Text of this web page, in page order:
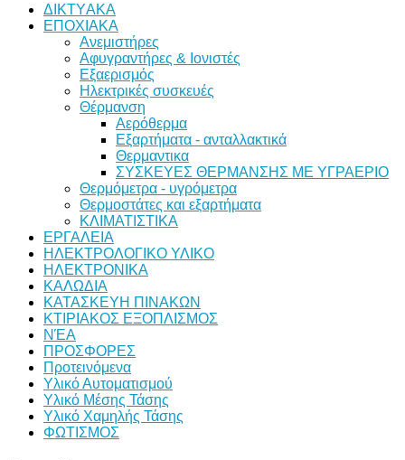
ΔΙKTΥAKA
ΕΠΟΧΙΑΚΑ
Ανεμιστήρες
Αφυγραντήρες & Ιονιστές
Εξαερισμός
Ηλεκτρικές συσκευές
Θέρμανση
Αερόθερμα
Εξαρτήματα - ανταλλακτικά
Θερμαντικα
ΣΥΣΚΕΥΕΣ ΘΕΡΜΑΝΣΗΣ ΜΕ ΥΓΡΑΕΡΙΟ
Θερμόμετρα - υγρόμετρα
Θερμοστάτες και εξαρτήματα
ΚΛΙΜΑΤΙΣΤΙΚΑ
ΕΡΓΑΛΕΙΑ
ΗΛΕΚΤΡΟΛΟΓΙΚΟ ΥΛΙΚΟ
ΗΛΕΚΤΡΟΝΙΚΑ
ΚΑΛΩΔΙΑ
ΚΑΤΑΣΚΕΥΗ ΠΙΝΑΚΩΝ
ΚΤΙΡΙΑΚΟΣ ΕΞΟΠΛΙΣΜΟΣ
ΝΈΑ
ΠΡΟΣΦΟΡΕΣ
Προτεινόμενα
Υλικό Αυτοματισμού
Υλικό Μέσης Τάσης
Υλικό Χαμηλής Τάσης
ΦΩΤΙΣΜΟΣ